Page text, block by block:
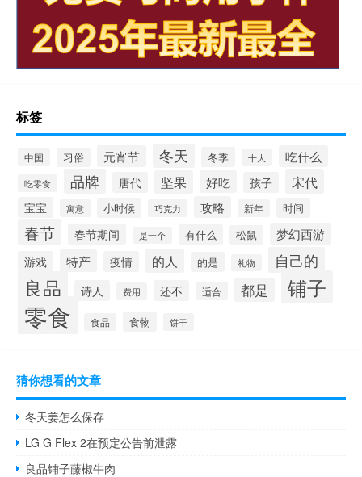
标签
中国 习俗 元宵节 冬天 冬季 十大 吃什么
吃零食 品牌 唐代 坚果 好吃 孩子 宋代
宝宝 寓意 小时候 巧克力 攻略 新年 时间
春节 春节期间 是一个 有什么 松鼠 梦幻西游
游戏 特产 疫情 的人 的是 礼物 自己的
良品 诗人 费用 还不 适合 都是 铺子
零食 食品 食物 饼干
猜你想看的文章
冬天姜怎么保存
LG G Flex 2在预定公告前泄露
良品铺子藤椒牛肉